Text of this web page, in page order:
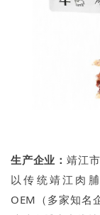
生产企业：靖江
以传统靖江肉
OEM（多家知名